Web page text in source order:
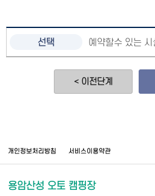
예약할수 있는
< 이전단계
개인정보처리방침 서비스이용약관
용암산성 오토 캠핑장